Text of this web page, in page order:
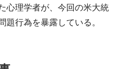
心理学者が、今回の米大統
行為を暴露している。